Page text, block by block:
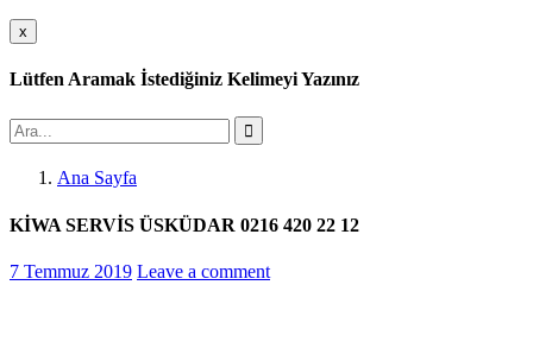
x
Lütfen Aramak İstediğiniz Kelimeyi Yazınız
Ana Sayfa
KİWA SERVİS ÜSKÜDAR 0216 420 22 12
7 Temmuz 2019 Leave a comment